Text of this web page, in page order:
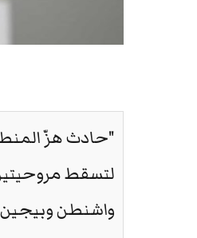
"حادث هزّ
لتسقط
واشنطن